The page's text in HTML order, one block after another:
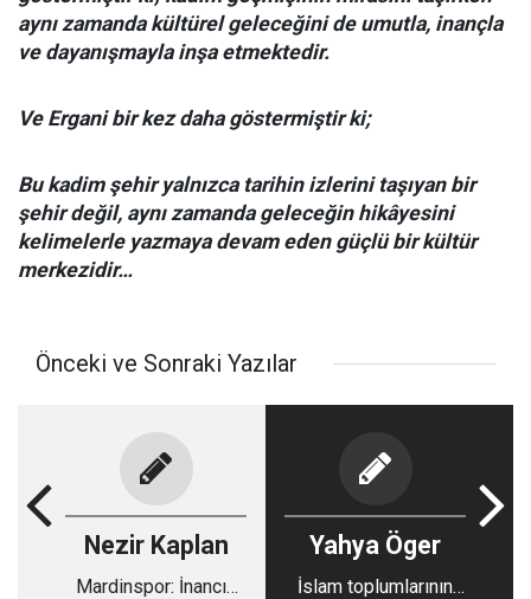
aynı zamanda kültürel geleceğini de umutla, inançla
ve dayanışmayla inşa etmektedir.
Ve Ergani bir kez daha göstermiştir ki;
Bu kadim şehir yalnızca tarihin izlerini taşıyan bir
şehir değil, aynı zamanda geleceğin hikâyesini
kelimelerle yazmaya devam eden güçlü bir kültür
merkezidir…
Önceki ve Sonraki Yazılar
Nezir Kaplan
Mardinspor: İnancın
Yahya Öger
İslam toplumlarının